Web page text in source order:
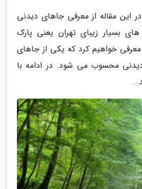
این مقاله از معرفی جاهای دیدنی
بسیار زیبای تهران یعنی پارک
معرفی خواهیم کرد که یکی از جاهای
دیدنی محسوب می شود. در ادامه با